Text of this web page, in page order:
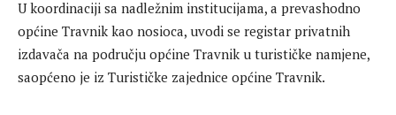
U koordinaciji sa nadležnim institucijama, a prevashodno
općine Travnik kao nosioca, uvodi se registar privatnih
izdavača na području općine Travnik u turističke namjene,
saopćeno je iz Turističke zajednice općine Travnik.